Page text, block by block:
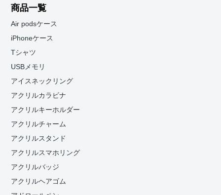
商品一覧
Air podsケース
iPhoneケース
Tシャツ
USBメモリ
アイスネックリング
アクリルカラビナ
アクリルキーホルダー
アクリルチャーム
アクリルスタンド
アクリルスマホリング
アクリルバッジ
アクリルヘアゴム